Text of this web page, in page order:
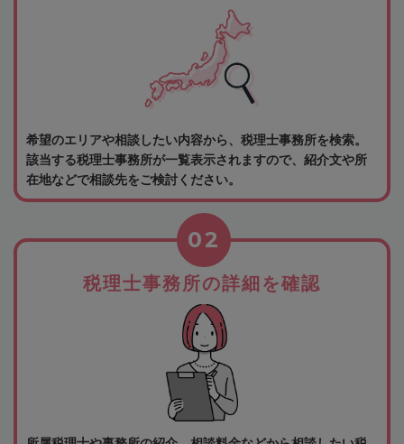
希望のエリアや相談したい内容から、税理士事務所を検索。
該当する税理士事務所が一覧表示されますので、紹介文や所
在地などで相談先をご検討ください。
税理士事務所の詳細を確認
02